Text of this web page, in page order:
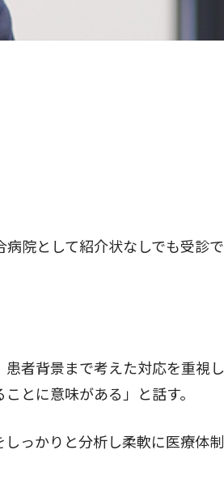
院として紹介状なしでも受診で
者背景まで考えた対応を重視し
とに意味がある」と話す。
っかりと分析し柔軟に医療体制